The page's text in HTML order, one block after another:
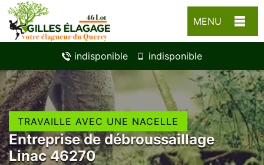
MENU
indisponible indisponible
TRAVAILLE AVEC UNE NACELLE
Entreprise de débroussaillage
Linac 46270